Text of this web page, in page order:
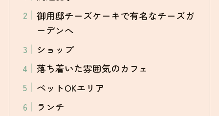
御用邸チーズケーキで有名なチーズガ
ーデンへ
ショップ
落ち着いた雰囲気のカフェ
ペットOKエリア
ランチ